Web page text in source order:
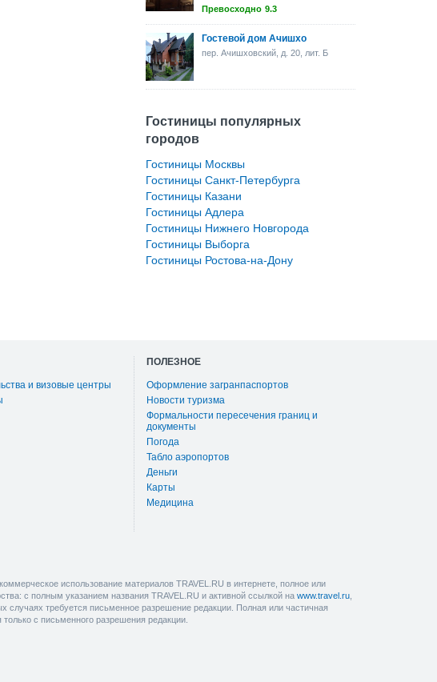
Превосходно 9.3
Гостевой дом Ачишхо
пер. Ачишховский, д. 20, лит. Б
Гостиницы популярных
городов
Гостиницы Москвы
Гостиницы Санкт-Петербурга
Гостиницы Казани
Гостиницы Адлера
Гостиницы Нижнего Новгорода
Гостиницы Выборга
Гостиницы Ростова-на-Дону
и визовые центры
ПОЛЕЗНОЕ
Оформление загранпаспортов
Новости туризма
Формальности пересечения границ и
документы
Погода
Табло аэропортов
Деньги
Карты
Медицина
использование материалов TRAVEL.RU в интернете, полное или
с полным указанием названия TRAVEL.RU и активной ссылкой на www.travel.ru
случаях требуется письменное разрешение редакции. Полная или частичная
с письменного разрешения редакции.